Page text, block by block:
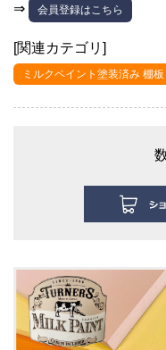
⇒ 会員登録はこちら
[関連カテゴリ]
ミルクペイント塗装済み 棚板